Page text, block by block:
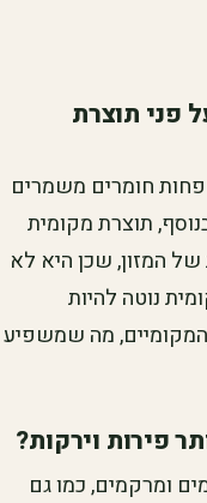
פני תוצרת
פחות חומרים משמרים
תוצרת מקומית
המזון, שכן היא לא
נוטה להיות
מה שמשפיע
פירות וירקות?
ומרקמים, כמו גם